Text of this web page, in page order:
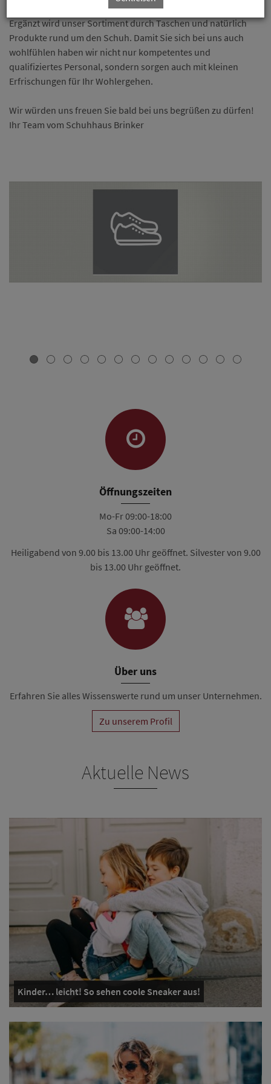
Ergänzt wird unser Sortiment durch Taschen und natürlich
Produkte rund um den Schuh. Damit Sie sich bei uns auch
wohlfühlen haben wir nicht nur kompetentes und
qualifiziertes Personal, sondern sorgen auch mit kleinen
Erfrischungen für Ihr Wohlergehen.
Wir würden uns freuen Sie bald bei uns begrüßen zu dürfen!
Ihr Team vom Schuhhaus Brinker
Öffnungszeiten
Mo-Fr 09:00-18:00
Sa 09:00-14:00
Heiligabend von 9.00 bis 13.00 Uhr geöffnet. Silvester von 9.00
bis 13.00 Uhr geöffnet.
Über uns
Erfahren Sie alles Wissenswerte rund um unser Unternehmen.
Zu unserem Profil
Aktuelle News
Kinder… leicht! So sehen coole Sneaker aus!